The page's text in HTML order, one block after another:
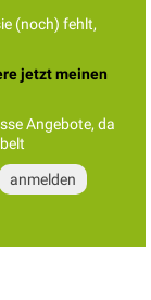
(noch) fehlt,
jetzt meinen
Angebote, da